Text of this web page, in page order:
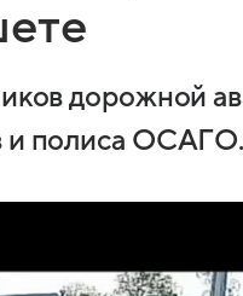
дорожной
и полиса